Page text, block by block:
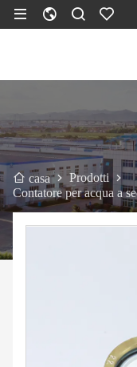
casa
Prodotti
Contatore per acqua a